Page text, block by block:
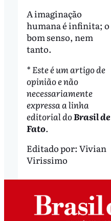
A imaginação
humana é infinita; o
bom senso, nem
tanto.
* Este é um artigo de
opinião e não
necessariamente
expressa a linha
editorial doBrasil de
Fato.
Editado por: Vivian
Virissimo